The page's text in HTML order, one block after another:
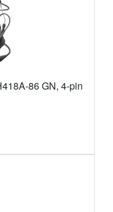
86 GN, 4-pin